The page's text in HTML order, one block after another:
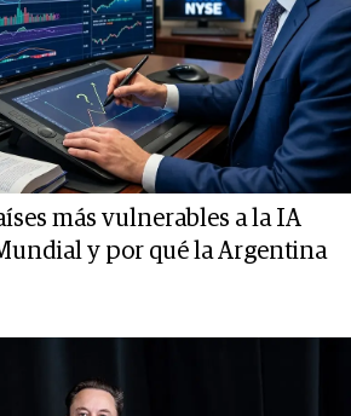
más vulnerables a la IA
y por qué la Argentina